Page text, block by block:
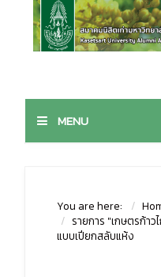
MENU
You are here:
รายการ "เกษตรก้า
แบบเปียกสลับแห้ง